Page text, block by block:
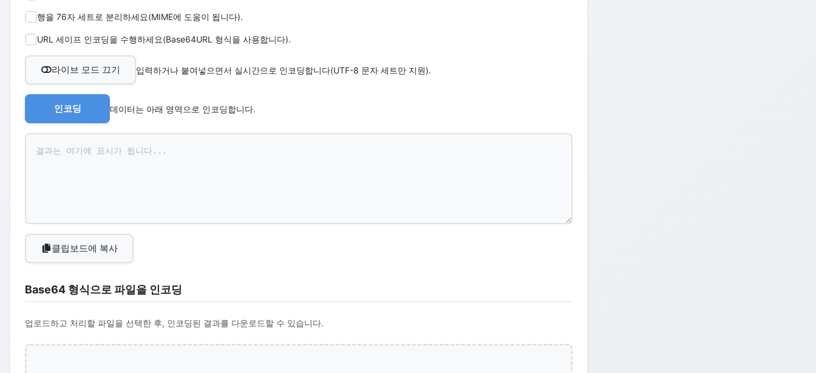
행을 76자 세트로 분리하세요(MIME에 도움이 됩니다).
URL 세이프 인코딩을 수행하세요(Base64URL 형식을 사용합니다).
라이브 모드 끄기 입력하거나 붙여넣으면서 실시간으로 인코딩합니다(UTF-8 문자 세트만 지원).
인코딩 데이터는 아래 영역으로 인코딩합니다.
클립보드에 복사
Base64 형식으로 파일을 인코딩
업로드하고 처리할 파일을 선택한 후, 인코딩된 결과를 다운로드할 수 있습니다.